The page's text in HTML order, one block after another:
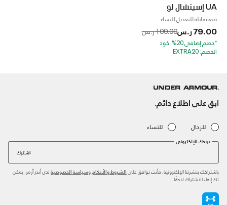
UA إسينشال لو
قبعة قابلة للتعديل للنساء
79.00 ر.س Price reduced from
109.00 ر.س to
*خصم إضافي 20%. كود
الخصم: EXTRA20
ابق على اطلاع دائم.
للرجال للنساء
بريدك الإلكتروني
اشترك
باشتراكك بنشرتنا الإلكترونية، فأنت توافق على الشروط والأحكام وسياسة الخصوصية لدى أندر آرمر. يمكن
لك إلغاء الاشتراك لاحقًا.